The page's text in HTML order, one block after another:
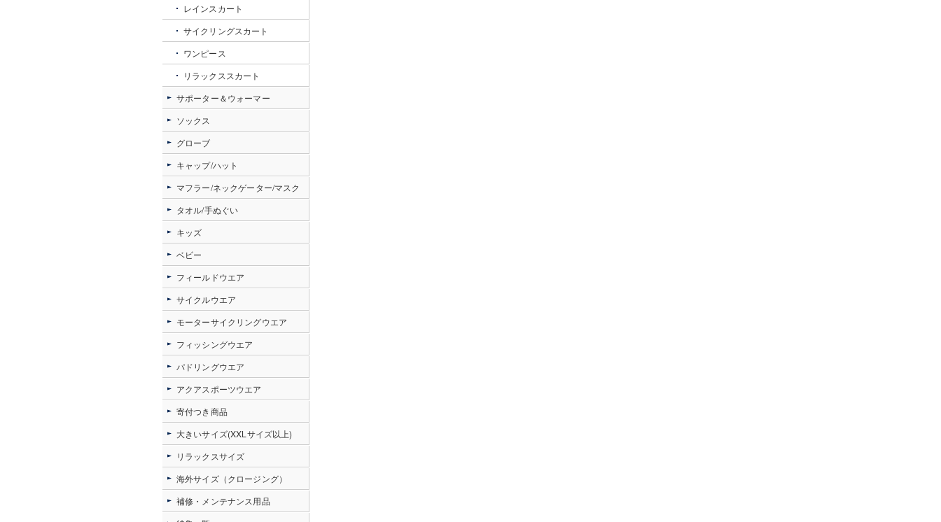
レインスカート
サイクリングスカート
ワンピース
リラックススカート
サポーター＆ウォーマー
ソックス
グローブ
キャップ/ハット
マフラー/ネックゲーター/マスク
タオル/手ぬぐい
キッズ
ベビー
フィールドウエア
サイクルウエア
モーターサイクリングウエア
フィッシングウエア
パドリングウエア
アクアスポーツウエア
寄付つき商品
大きいサイズ(XXLサイズ以上)
リラックスサイズ
海外サイズ（クロージング）
補修・メンテナンス用品